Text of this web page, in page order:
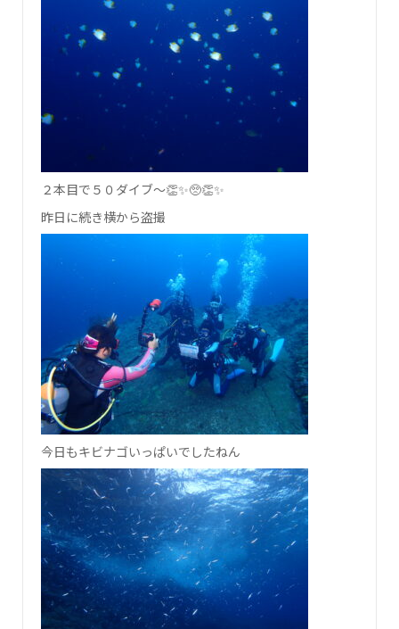
２本目で５０ダイブ～👏✨🥺👏✨
昨日に続き横から盗撮
今日もキビナゴいっぱいでしたねん